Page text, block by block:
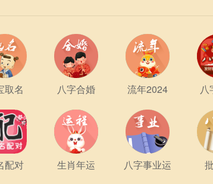
取名 八字合婚 流年2024 八
配对 生肖年运 八字事业运